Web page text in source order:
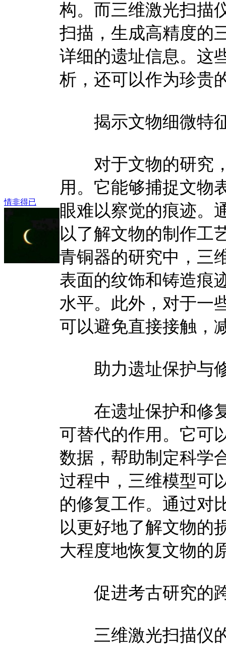
情非得已
构。而三维激光扫描
扫描，生成高精度的
详细的遗址信息。这
析，还可以作为珍贵
揭示文物细微特
对于文物的研究，
用。它能够捕捉文物
眼难以察觉的痕迹。
以了解文物的制作工
青铜器的研究中，三
表面的纹饰和铸造痕
水平。此外，对于一
可以避免直接接触，
助力遗址保护与
在遗址保护和修复
可替代的作用。它可
数据，帮助制定科学
过程中，三维模型可
的修复工作。通过对
以更好地了解文物的
大程度地恢复文物的
促进考古研究的
三维激光扫描仪的